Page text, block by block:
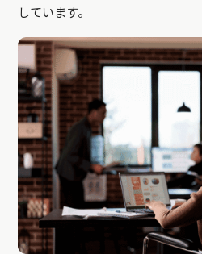
しています。